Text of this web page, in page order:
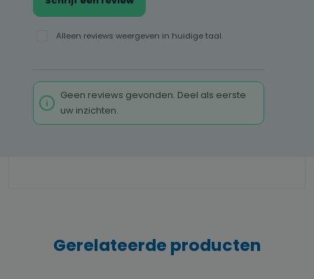
Alleen reviews weergeven in huidige taal.
Geen reviews gevonden. Deel als eerste
uw inzichten.
Gerelateerde producten